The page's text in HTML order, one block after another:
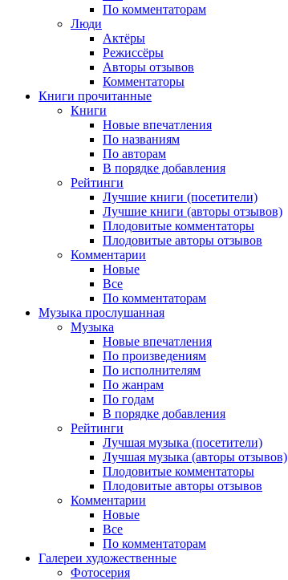
По комментаторам
Люди
Актёры
Режиссёры
Авторы отзывов
Комментаторы
Книги прочитанные
Книги
Новые впечатления
По названиям
По авторам
В порядке добавления
Рейтинги
Лучшие книги (посетители)
Лучшие книги (авторы отзывов)
Плодовитые комментаторы
Плодовитые авторы отзывов
Комментарии
Новые
Все
По комментаторам
Музыка прослушанная
Музыка
Новые впечатления
По произведениям
По исполнителям
По жанрам
По годам
В порядке добавления
Рейтинги
Лучшая музыка (посетители)
Лучшая музыка (авторы отзывов)
Плодовитые комментаторы
Плодовитые авторы отзывов
Комментарии
Новые
Все
По комментаторам
Галереи художественные
Фотосерия